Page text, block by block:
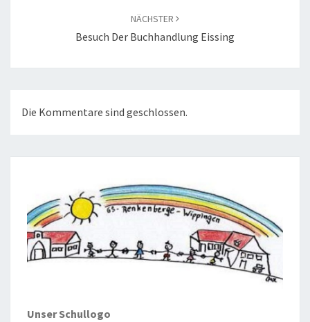
NÄCHSTER
Besuch Der Buchhandlung Eissing
Die Kommentare sind geschlossen.
Unser Schullogo